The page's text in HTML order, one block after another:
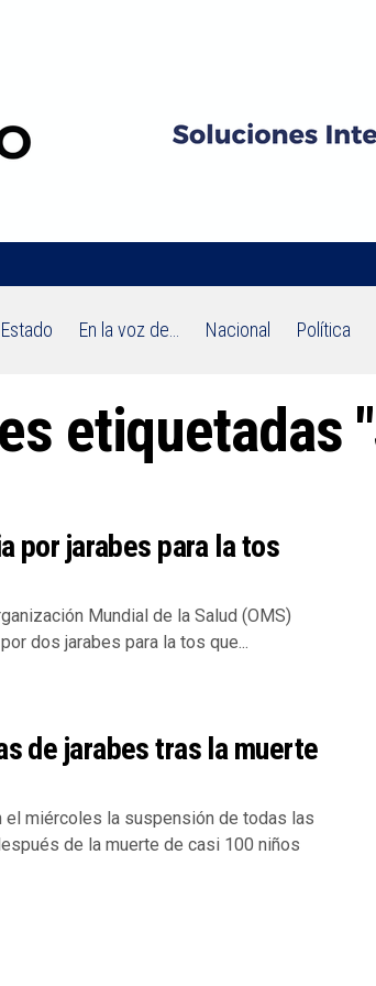
Estado En la voz de… Nacional Política
etiquetadas
por jarabes para la tos
Mundial de la Salud (OMS)
dos jarabes para la tos que...
de jarabes tras la muerte
el miércoles la suspensión de todas las
de la muerte de casi 100 niños